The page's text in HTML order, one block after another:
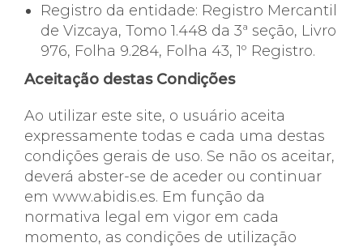
Registro da entidade: Registro Mercantil
de Vizcaya, Tomo 1.448 da 3ª seção, Livro
976, Folha 9.284, Folha 43, 1º Registro.
Aceitação destas Condições
Ao utilizar este site, o usuário aceita
expressamente todas e cada uma destas
condições gerais de uso. Se não os aceitar,
deverá abster-se de aceder ou continuar
em www.abidis.es. Em função da
normativa legal em vigor em cada
momento, as condições de utilização